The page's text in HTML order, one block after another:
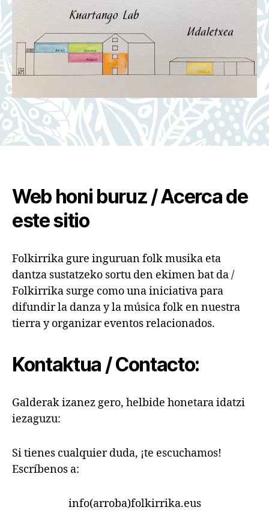
Web honi buruz / Acerca de
este sitio
Folkirrika gure inguruan folk musika eta
dantza sustatzeko sortu den ekimen bat da /
Folkirrika surge como una iniciativa para
difundir la danza y la música folk en nuestra
tierra y organizar eventos relacionados.
Kontaktua / Contacto:
Galderak izanez gero, helbide honetara idatzi
iezaguzu:
Si tienes cualquier duda, ¡te escuchamos!
Escríbenos a:
info(arroba)folkirrika.eus